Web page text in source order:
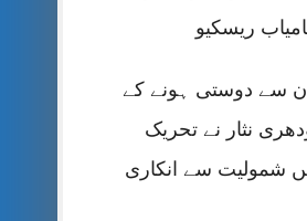
ریسکیو
سے دوستی ہونے کے
نثار نے تحریک
شمولیت سے انکاری